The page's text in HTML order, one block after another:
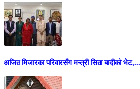
अजित मिजारका परिवारसँग मन्त्री सिता बादीको भेट,...